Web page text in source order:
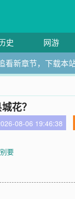
史 网游
看新章节，下载本
花？
08-06 19:46:38
要